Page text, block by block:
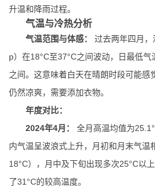
升温和降雨过程。
气温与冷热分析
气温范围与体感：
过去两年四月
p）在18°C至37°C之间波动，日最低
之间。这意味着白天在晴朗时段可能感
仍然凉爽，需要添加衣物。
年度对比：
2024年4月：
全月高温均值为
内气温呈波浪式上升，月初和月末气温
18°C），月中及下旬出现多次25°C以
了31°C的较高温度。